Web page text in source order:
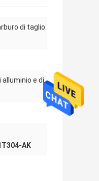
di taglio
alluminio e di
AK